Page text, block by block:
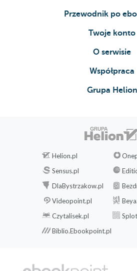
Przewodnik po
Twoje konto
O serwisie
Współpraca
Grupa Helion
Helion.pl
Sensus.pl
DlaBystrzakow.pl
Videopoint.pl
Czytalisek.pl
Biblio.Ebookpoint.pl